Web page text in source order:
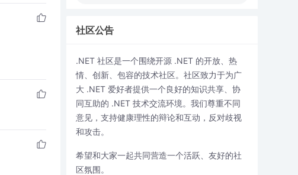
社区公告
.NET 社区是一个围绕开源 .NET 的开放、热
情、创新、包容的技术社区。社区致力于为广
大 .NET 爱好者提供一个良好的知识共享、协
同互助的 .NET 技术交流环境。我们尊重不同
意见，支持健康理性的辩论和互动，反对歧视
和攻击。
希望和大家一起共同营造一个活跃、友好的社
区氛围。